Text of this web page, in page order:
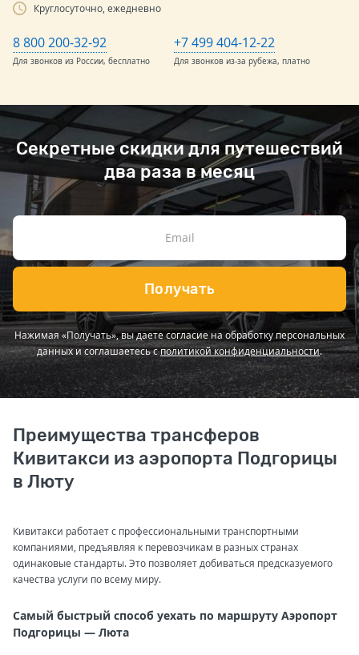
Круглосуточно, ежедневно
8 800 200-32-92
Для звонков из России, бесплатно
+7 499 404-12-22
Для звонков из-за рубежа, платно
Секретные скидки для путешествий
два раза в месяц
Получать
Нажимая «Получать», вы даете согласие на обработку персональных
данных и соглашаетесь сполитикой конфиденциальности.
Преимущества трансферов
Кивитакси из аэропорта Подгорицы
в Люту
Кивитакси работает с профессиональными транспортными
компаниями, предъявляя к перевозчикам в разных странах
одинаковые стандарты. Это позволяет добиваться предсказуемого
качества услуги по всему миру.
Самый быстрый способ уехать по маршруту Аэропорт
Подгорицы — Люта